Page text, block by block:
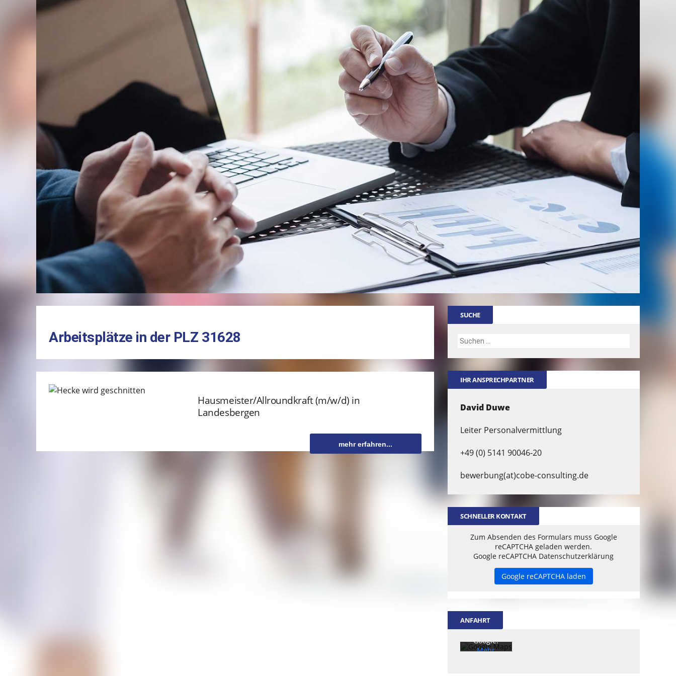
Arbeitsplätze in der PLZ 31628
Hausmeister/Allroundkraft (m/w/d) in
Landesbergen
mehr erfahren...
SUCHE
IHR ANSPRECHPARTNER
David Duwe
Leiter Personalvermittlung
+49 (0) 5141 90046-20
bewerbung(at)cobe-consulting.de
SCHNELLER KONTAKT
Zum Absenden des Formulars muss Google
reCAPTCHA geladen werden.
Google reCAPTCHA Datenschutzerklärung
Google reCAPTCHA laden
ANFAHRT
Laden der
Karte
Datenschu
tzerklärun
g von
Google.
Mehr